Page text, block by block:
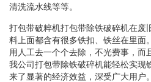
清洗流水线等等。
打包带破粹机打包带除铁破碎机在废
料上面都含有很多铁扣、铁丝在里面
用人工去一个个去除，不光费事，而
我公司打包带除铁破碎机能轻松实现
来了显著的经济效益，深受广大用户